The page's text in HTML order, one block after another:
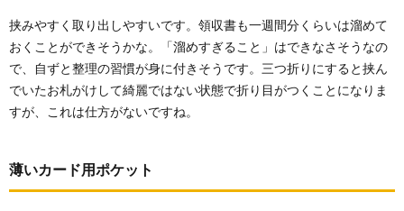
挟みやすく取り出しやすいです。領収書も一週間分くらいは溜めて
おくことができそうかな。「溜めすぎること」はできなさそうなの
で、自ずと整理の習慣が身に付きそうです。三つ折りにすると挟ん
でいたお札がけして綺麗ではない状態で折り目がつくことになりま
すが、これは仕方がないですね。
薄いカード用ポケット